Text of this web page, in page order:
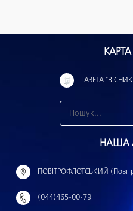
ГАЗЕТА
н
й
НАША
ПОВІТРОФЛОТСЬКИЙ
(044)465-00-79